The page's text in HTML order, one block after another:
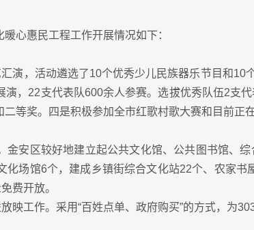
心惠民工程工作开展情况如下：
演，活动遴选了10个优秀少儿民族器乐节目和10
，22支代表队600余人参赛。选拔优秀队伍2支
等奖。四是积极参加全市红歌村歌大赛和目前正在
安区较好地建立起公共文化馆、公共图书馆、
场馆6个，建成乡镇街综合文化站22个、农家书
费开放。
映工作。采用“百姓点单、政府购买”的方式，为